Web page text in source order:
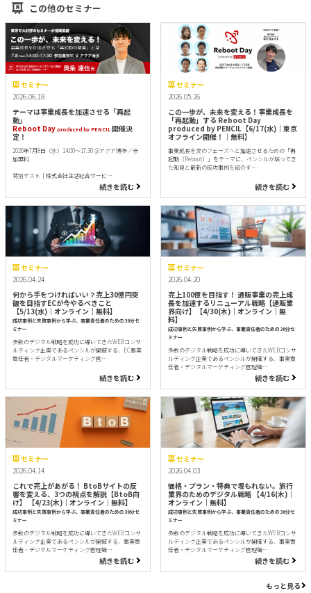
この他のセミナー
セミナー
2026.06.18
テーマは事業成長を加速させる「再起
動」
Reboot Dayproduced by PENCIL 開催決
定！
2026年7月8日（水）14:00～17:30 @アクア博多／参
加無料
特別ゲスト｜株式会社生活総合サービ…
続きを読む
セミナー
2026.05.26
この一歩が、未来を変える！事業成長を
「再起動」する Reboot Day
produced by PENCIL【6/17(水)｜東京
オフライン開催！｜無料】
事業成長を次のフェーズへと加速させるための「再
起動（Reboot）」をテーマに、ペンシルが培ってき
た知見と最新の成功事例を紹介す…
続きを読む
セミナー
2026.04.24
何から手をつければいい？売上30億円突
破を目指すECが今やるべきこと
【5/13(水)｜オンライン｜無料】
成功事例と失敗事例から学ぶ、事業責任者のための30分セ
ミナー
多数のデジタル戦略を成功に導いてきたWEBコンサ
ルティング企業であるペンシルが開催する、EC事業
責任者・デジタルマーケティング管…
続きを読む
セミナー
2026.04.20
売上100億を目指す！ 通販事業の売上成
長を加速するリニューアル戦略【通販業
界向け】【4/30(木)｜オンライン｜無
料】
成功事例と失敗事例から学ぶ、事業責任者のための30分セ
ミナー
多数のデジタル戦略を成功に導いてきたWEBコンサ
ルティング企業であるペンシルが開催する、事業責
任者・デジタルマーケティング管理職…
続きを読む
セミナー
2026.04.14
これで売上があがる！ BtoBサイトの反
響を変える、3つの視点を解説【BtoB向
け】 【4/23(木)｜オンライン｜無料】
成功事例と失敗事例から学ぶ、事業責任者のための30分セ
ミナー
多数のデジタル戦略を成功に導いてきたWEBコンサ
ルティング企業であるペンシルが開催する、事業責
任者・デジタルマーケティング管理職…
続きを読む
セミナー
2026.04.03
価格・プラン・特典で埋もれない。旅行
業界のためのデジタル戦略 【4/16(木)｜
オンライン｜無料】
成功事例と失敗事例から学ぶ、事業責任者のための30分セ
ミナー
多数のデジタル戦略を成功に導いてきたWEBコンサ
ルティング企業であるペンシルが開催する、事業責
任者・デジタルマーケティング管理職…
続きを読む
もっと見る